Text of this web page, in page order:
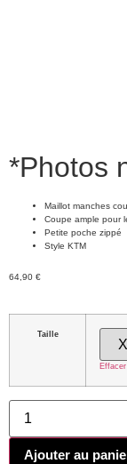
*Photos
Maillot manches
Coupe ample pour
Petite poche zippé
Style KTM
64,90 €
Taille
Effacer
Ajouter au